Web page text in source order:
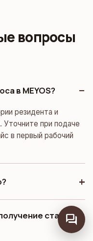
вопросы
в MEYOS?
резидента и
Уточните при подаче
в первый рабочий
статуса
forum